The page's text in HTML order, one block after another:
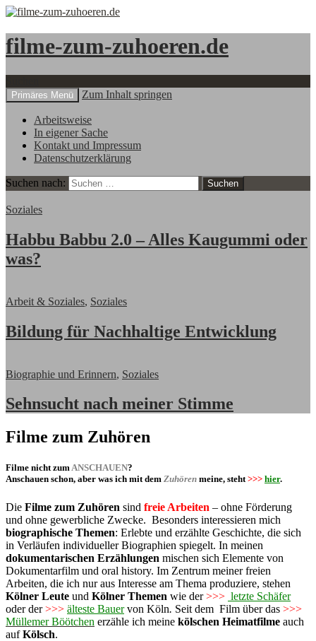
filme-zum-zuhoeren.de
Primäres Menü Zum Inhalt springen
Arbeitsweise
In eigener Sache
Kontakt und Impressum
Datenschutzerklärung
Suchen nach:
Soziales
Habbu Babbu 2.0 – Alles Kaugummi oder
was?
Arbeit & Soziales, Soziales
Bildung für Nachhaltige Entwicklung
Biographie und Erinnern, Soziales
Sehnsucht nach meiner Stimme
Filme zum Zuhören
Filme nicht zumANSCHAUEN?
Anschauen schon, aber was ich mit dem Zuhören meine, steht >>> hier.
Die Filme zum Zuhören sind freie Arbeiten – ohne Förderung
und ohne gewerbliche Zwecke. Besonders interessieren mich
biographische Themen: Erlebte und erzählte Geschichte, die sich
in Verläufen individueller Biographien spiegelt. In meinen
dokumentarischen Erzählungen mischen sich Elemente von
Dokumentarfilm und oral history. Im Zentrum meiner freien
Arbeiten, die ich nur aus Interesse am Thema produziere, stehen
Kölner Leute und Kölner Themen wie der>>> letzte Schäfer
oder der>>> älteste Bauervon Köln. Seit dem Film über das >>>
Müllemer Böötchen erzähle ich meine kölschen Heimatfilme auch
aufKölsch.